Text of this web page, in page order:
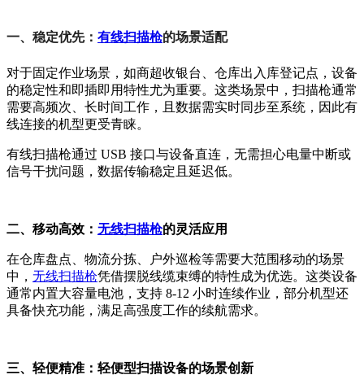
一、稳定优先： 有线扫描枪的场景适配
对于固定作业场景，如商超收银台、仓库出入库登记点，设备
的稳定性和即插即用特性尤为重要。这类场景中，扫描枪通常
需要高频次、长时间工作，且数据需实时同步至系统，因此有
线连接的机型更受青睐。
有线扫描枪通过 USB 接口与设备直连，无需担心电量中断或
信号干扰问题，数据传输稳定且延迟低。
二、移动高效： 无线扫描枪的灵活应用
在仓库盘点、物流分拣、户外巡检等需要大范围移动的场景
中， 无线扫描枪凭借摆脱线缆束缚的特性成为优选。这类设备
通常内置大容量电池，支持 8-12 小时连续作业，部分机型还
具备快充功能，满足高强度工作的续航需求。
三、轻便精准：轻便型扫描设备的场景创新